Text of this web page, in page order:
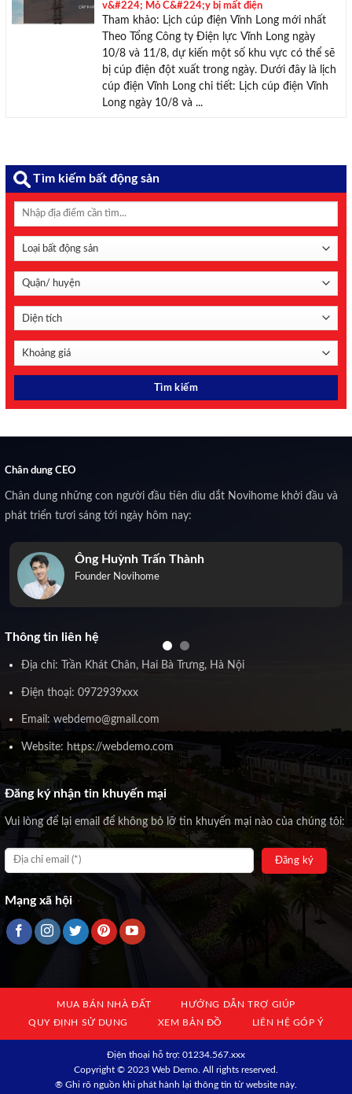
v&#224; Mỏ C&#224;y bị mất điện
Tham khảo: Lịch cúp điện Vĩnh Long mới nhất
Theo Tổng Công ty Điện lực Vĩnh Long ngày
10/8 và 11/8, dự kiến một số khu vực có thể sẽ
bị cúp điện đột xuất trong ngày. Dưới đây là lịch
cúp điện Vĩnh Long chi tiết: Lịch cúp điện Vĩnh
Long ngày 10/8 và ...
Tìm kiếm bất động sản
Chân dung CEO
Chân dung những con người đầu tiên dìu dắt Novihome khởi đầu và
phát triển tươi sáng tới ngày hôm nay:
Ông Huỳnh Trấn Thành
Founder Novihome
Thông tin liên hệ
Địa chỉ: Trần Khát Chân, Hai Bà Trưng, Hà Nội
Điện thoại: 0972939xxx
Email: webdemo@gmail.com
Website: https://webdemo.com
Đăng ký nhận tin khuyến mại
Vui lòng để lại email để không bỏ lỡ tin khuyến mại nào của chúng tôi:
Mạng xã hội
MUA BÁN NHÀ ĐẤT
HƯỚNG DẪN TRỢ GIÚP
QUY ĐỊNH SỬ DỤNG
XEM BẢN ĐỒ LIÊN HỆ GÓP Ý
Địện thoại hỗ trợ: 01234.567.xxx
Copyright © 2023 Web Demo. All rights reserved.
® Ghi rõ nguồn khi phát hành lại thông tin từ website này.